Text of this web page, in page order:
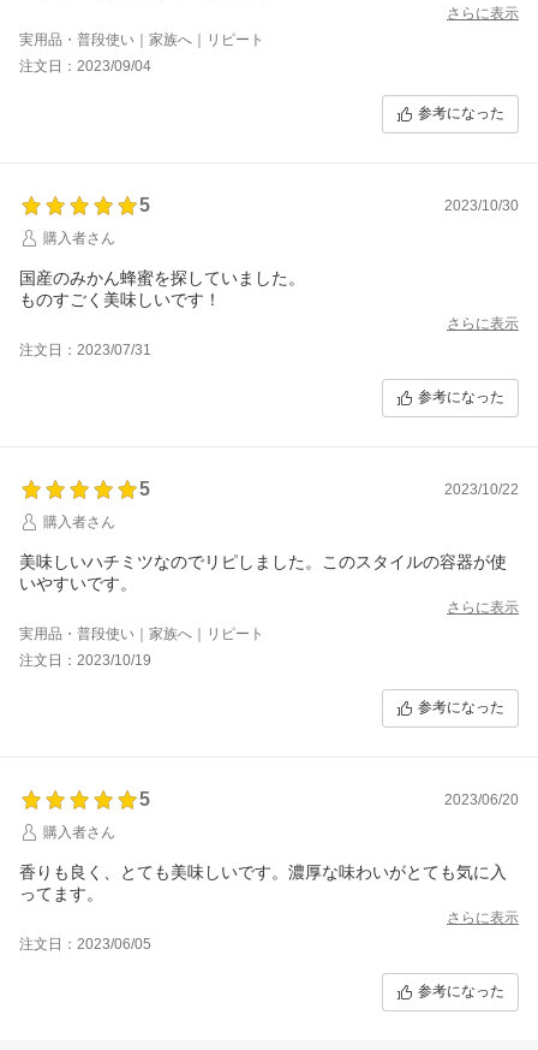
さらに表示
実用品・普段使い｜家族へ｜リピート
注文日：2023/09/04
参考になった
5
2023/10/30
購入者さん
国産のみかん蜂蜜を探していました。
ものすごく美味しいです！
さらに表示
注文日：2023/07/31
参考になった
5
2023/10/22
購入者さん
美味しいハチミツなのでリピしました。このスタイルの容器が使
いやすいです。
さらに表示
実用品・普段使い｜家族へ｜リピート
注文日：2023/10/19
参考になった
5
2023/06/20
購入者さん
香りも良く、とても美味しいです。濃厚な味わいがとても気に入
ってます。
さらに表示
注文日：2023/06/05
参考になった